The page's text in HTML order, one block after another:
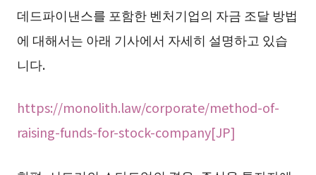
데드파이낸스를 포함한 벤처기업의 자금 조달 방법
에 대해서는 아래 기사에서 자세히 설명하고 있습
니다.
https://monolith.law/corporate/method-of-
raising-funds-for-stock-company[JP]